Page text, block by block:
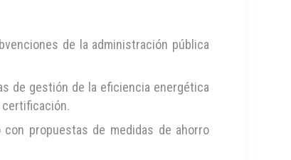
de la administración pública
de gestión de la eficiencia energética
certificación.
propuestas de medidas de ahorro